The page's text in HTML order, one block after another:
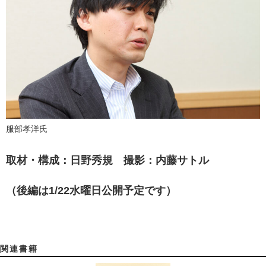
服部孝洋氏
取材・構成：日野秀規 撮影：内藤サトル
（後編は1/22水曜日公開予定です）
関連書籍